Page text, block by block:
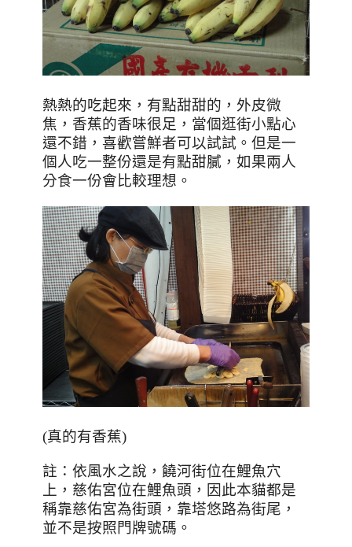
熱熱的吃起來，有點甜甜的，外皮微
焦，香蕉的香味很足，當個逛街小點心
還不錯，喜歡嘗鮮者可以試試。但是一
個人吃一整份還是有點甜膩，如果兩人
分食一份會比較理想。
(真的有香蕉)
註：依風水之說，饒河街位在鯉魚穴
上，慈佑宮位在鯉魚頭，因此本貓都是
稱靠慈佑宮為街頭，靠塔悠路為街尾，
並不是按照門牌號碼。